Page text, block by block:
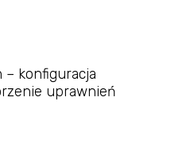
konfiguracja
uprawnień